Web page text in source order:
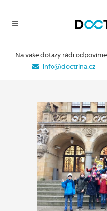
Na vaše dotazy rádi odpovíme
info@doctrina.cz